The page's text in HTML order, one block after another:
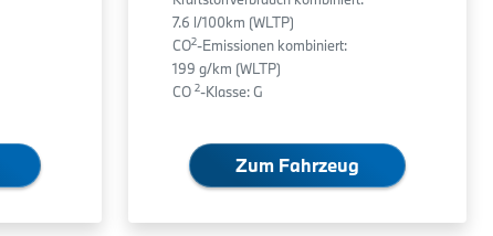
7.6 l/100km (WLTP)
CO2-Emissionen kombiniert:
199 g/km (WLTP)
CO 2-Klasse: G
Zum Fahrzeug